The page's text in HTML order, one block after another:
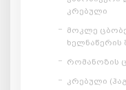
კრებული
მოკლე
ხელნაწერის
რომანოზის
კრებული